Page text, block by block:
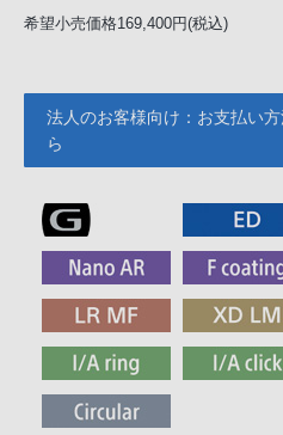
希望小売価格169,400円(税込)
法人のお客様向け：お支払い
ら